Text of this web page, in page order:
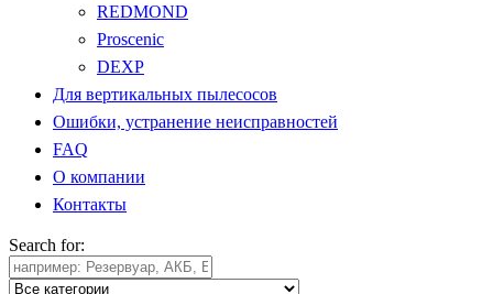
REDMOND
Proscenic
DEXP
Для вертикальных пылесосов
Ошибки, устранение неисправностей
FAQ
О компании
Контакты
Search for: